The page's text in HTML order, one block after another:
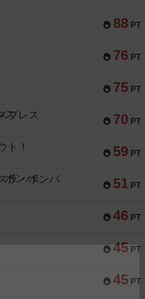
88 PT
76 PT
75 PT
70 PT
プレス
59 PT
ト！
51 PT
ラ・ボンバ
46 PT
45 PT
45 PT